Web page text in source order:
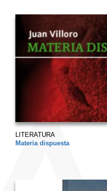
LITERATURA
Materia dispuesta